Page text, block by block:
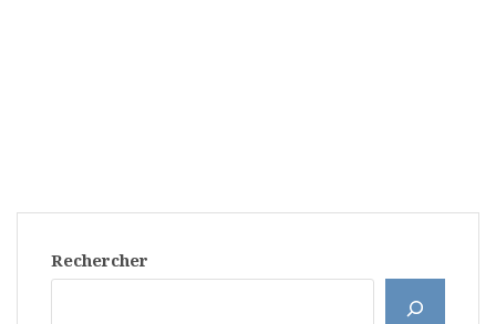
Rechercher